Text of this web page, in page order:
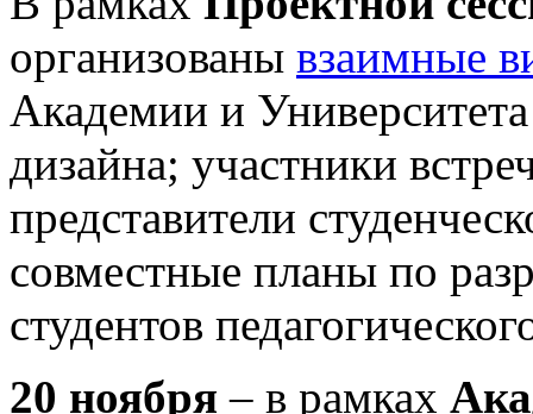
организованы взаимные
Академии и
дизайна; участники
представители
совместные планы по
студентов
20 ноября – в рамках